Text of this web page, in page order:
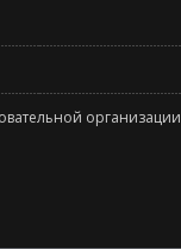
организации